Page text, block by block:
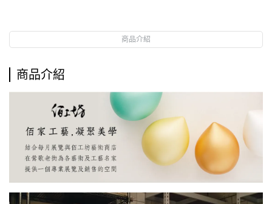
商品介紹
商品介紹